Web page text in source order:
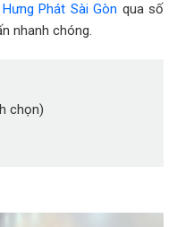
Hưng Phát Sài Gòn qua số
nhanh chóng.
chọn)